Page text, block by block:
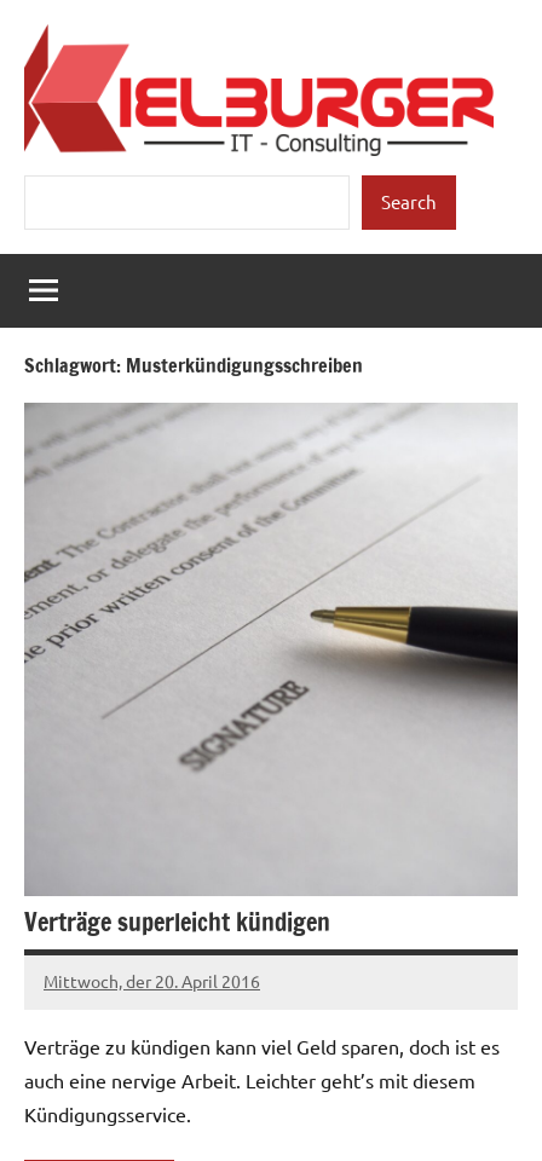
Inhalt
springen
Kielburger
IT-
Consulting
Search
Schlagwort: Musterkündigungsschreiben
Verträge superleicht kündigen
Mittwoch, der 20. April 2016
Patrick
Verträge zu kündigen kann viel Geld sparen, doch ist es
auch eine nervige Arbeit. Leichter geht’s mit diesem
Kündigungsservice.